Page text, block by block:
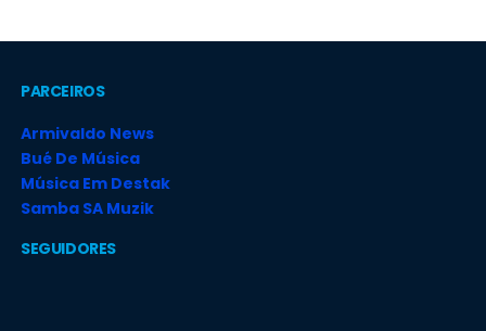
PARCEIROS
Armivaldo News
Bué De Música
Música Em Destak
Samba SA Muzik
SEGUIDORES